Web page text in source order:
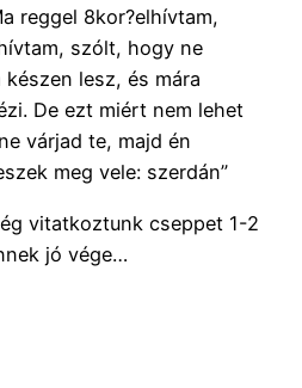
reggel 8kor?elhívtam,
szólt, hogy ne
lesz, és mára
De ezt miért nem lehet
várjad te, majd én
meg vele: szerdán”
vitatkoztunk cseppet 1-2
jó vége…